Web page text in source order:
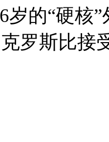
岁的“硬核
克罗斯比接